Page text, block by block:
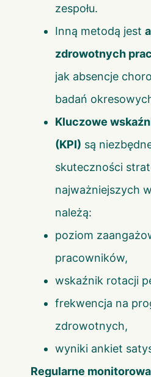
zespołu.
Inną metodą jest
zdrowotnych
jak absencje
badań
Kluczowe
(KPI) są
skuteczności
najważniejszych
należą:
poziom
pracowników,
wskaźnik rotacji
frekwencja na
zdrowotnych,
wyniki ankiet
Regularne